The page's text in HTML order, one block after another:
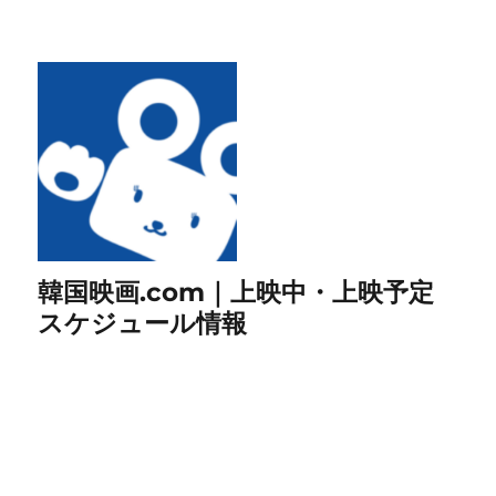
韓国映画.com｜上映中・上映予定
スケジュール情報